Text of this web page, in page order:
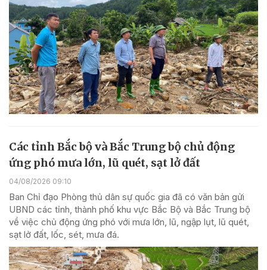
Các tỉnh Bắc bộ và Bắc Trung bộ chủ động
ứng phó mưa lớn, lũ quét, sạt lở đất
04/08/2026 09:10
Ban Chỉ đạo Phòng thủ dân sự quốc gia đã có văn bản gửi
UBND các tỉnh, thành phố khu vực Bắc Bộ và Bắc Trung bộ
về việc chủ động ứng phó với mưa lớn, lũ, ngập lụt, lũ quét,
sạt lở đất, lốc, sét, mưa đá.